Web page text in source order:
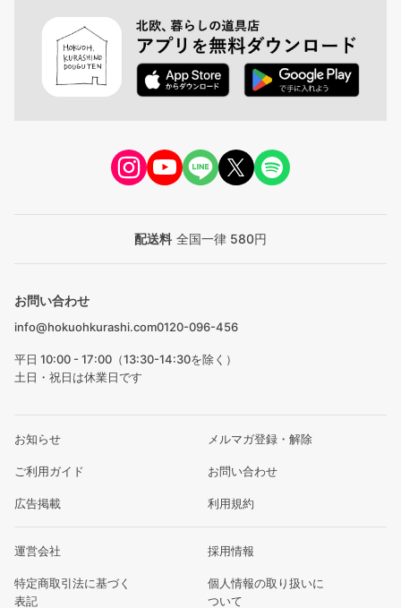
配送料 全国一律 580円
お問い合わせ
info@hokuohkurashi.com0120-096-456
平日 10:00 - 17:00（13:30-14:30を除く）
土日・祝日は休業日です
お知らせ メルマガ登録・解除
ご利用ガイド お問い合わせ
広告掲載 利用規約
運営会社 採用情報
特定商取引法に基づく
表記
個人情報の取り扱いに
ついて